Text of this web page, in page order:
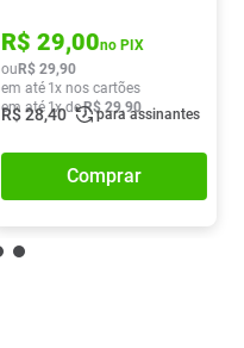
R$ 29,00no PIX
ou R$ 29,90
em até 1x nos cartões
em até 1x deR$ 29,90
R$28,40 para assinantes
Comprar